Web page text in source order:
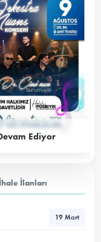
Ediyor
İhale İlanları
19 Mart